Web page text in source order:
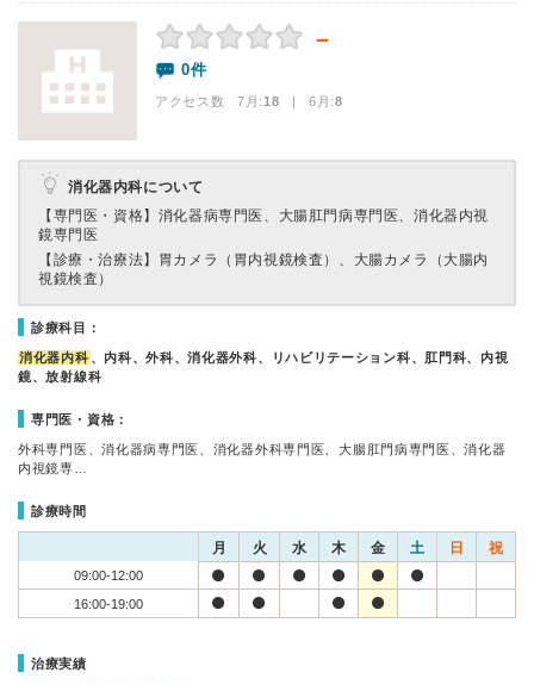
－
0件
アクセス数 7月:18 | 6月:8
消化器内科について
【専門医・資格】 消化器病専門医、大腸肛門病専門医、消化器内視
鏡専門医
【診療・治療法】 胃カメラ（胃内視鏡検査）、大腸カメラ（大腸内
視鏡検査）
診療科目：
消化器内科 、内科、外科、消化器外科、リハビリテーション科、肛門科、内視
鏡、放射線科
専門医・資格：
外科専門医、消化器病専門医、消化器外科専門医、大腸肛門病専門医、消化器
内視鏡専…
診療時間
月 火 水 木 金 土 日 祝
09:00-12:00
16:00-19:00
治療実績